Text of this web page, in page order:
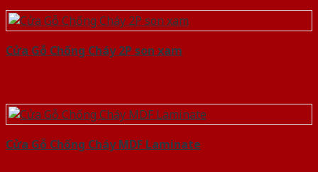
Cửa Gỗ Chống Cháy 2P son xam
Cửa Gỗ Chống Cháy MDF Laminate